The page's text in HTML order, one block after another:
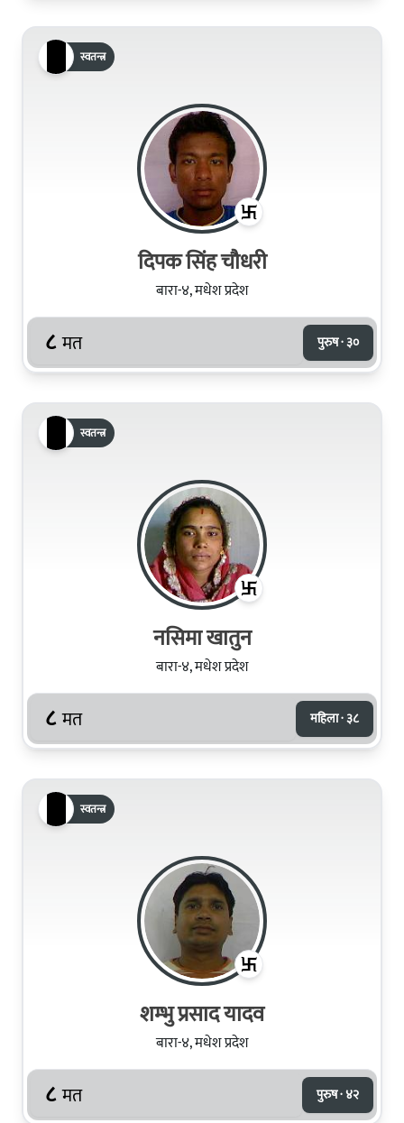
स्वतन्त्र
दिपक सिंह चौधरी
बारा-४, मधेश प्रदेश
८ मत पुरुष · ३०
स्वतन्त्र
नसिमा खातुन
बारा-४, मधेश प्रदेश
८ मत महिला · ३८
स्वतन्त्र
शम्‍भु प्रसाद यादव
बारा-४, मधेश प्रदेश
८ मत पुरुष · ४२